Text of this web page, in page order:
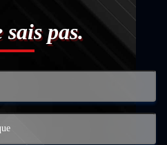
sais pas.